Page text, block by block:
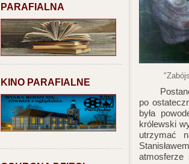
PARAFIALNA
KINO PARAFIALNE
po
była
królewski
utrzymać
atmosferze